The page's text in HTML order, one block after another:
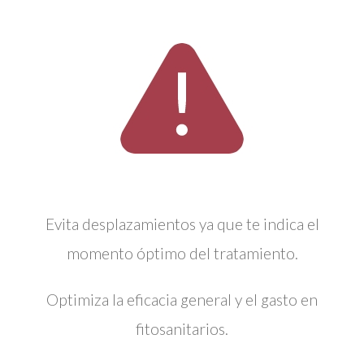
Evita desplazamientos ya que te indica el
momento óptimo del tratamiento.
Optimiza la eficacia general y el gasto en
fitosanitarios.